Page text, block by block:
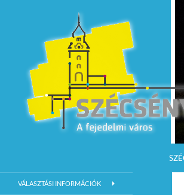
Szécsény Város Hivatalos Weboldala
VÁLASZTÁSI INFORMÁCIÓK